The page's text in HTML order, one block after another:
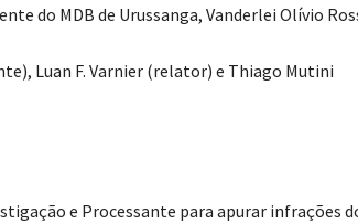
do MDB de Urussanga, Vanderlei Olívio
Luan F. Varnier (relator) e Thiago Mutini
e Processante para apurar infrações